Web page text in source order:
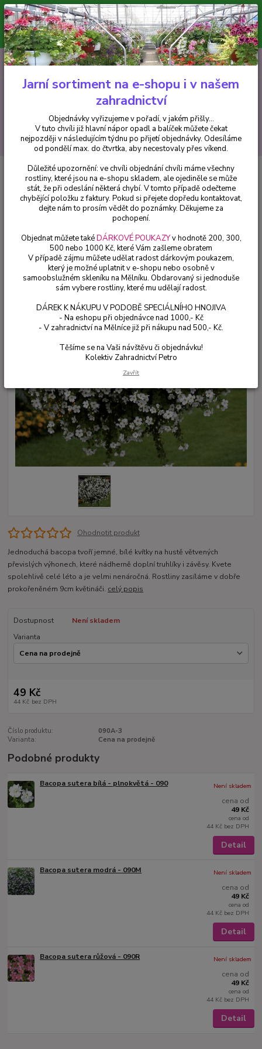
Minimální hodnota pro odeslání z e-shopu je 300 Kč.
V tuto chvíli již hlavní nápor objednávek opadl a balíček můžete čekat
nejpozději v následujícím týdnu po přijetí objednávky. Objednávky
vyřizujeme v pořadí, v jakém přišly...
CZK
Hledat
+420 602 223 614 0ks
za0 Kč
Balkónové rostliny Bacopa Sutera (jednoduchá) - cena na prodejně
Bacopa Sutera (jednoduchá) -
cena na prodejně
Ohodnotit produkt
Jednoduchá bacopa tvoří jemné, bílé kvítky na hustě větvených
převislých výhonech, které nádherně doplní truhlíky i závěsy. Kvete
spolehlivě celé léto a je velmi nenáročná. Rostliny zasíláme v dobře
prokořeněném 9cm květináči. celý popis
Dostupnost
Není skladem
Varianta
49 Kč
44 Kč bez DPH
Číslo produktu:
090A-3
Varianta:
Cena na prodejně
Podobné produkty
Bacopa sutera bílá - plnokvětá - 090
cena od
49 Kč
cena od
44 Kč bez DPH
Není skladem
Detail
Bacopa sutera modrá - 090M
cena od
49 Kč
cena od
44 Kč bez DPH
Není skladem
Detail
Bacopa sutera růžová - 090R
cena od
49 Kč
cena od
44 Kč bez DPH
Není skladem
Detail
Jarní sortiment na e-shopu i v našem
zahradnictví
Objednávky vyřizujeme v pořadí, v jakém přišly...
V tuto chvíli již hlavní nápor opadl a balíček můžete čekat
nejpozději v následujícím týdnu po přijetí objednávky. Odesíláme
od pondělí max. do čtvrtka, aby necestovaly přes víkend.
Důležité upozornění: ve chvíli objednání chvíli máme všechny
rostliny, které jsou na e-shopu skladem, ale ojediněle se může
stát, že při odeslání některá chybí. V tomto případě odečteme
chybějící položku z faktury. Pokud si přejete dopředu kontaktovat,
dejte nám to prosím vědět do poznámky. Děkujeme za
pochopení.
Objednat můžete takéDÁRKOVÉ POUKAZYv hodnotě 200, 300,
500 nebo 1000 Kč, které Vám zašleme obratem
V případě zájmu můžete udělat radost dárkovým poukazem,
který je možné uplatnit v e-shopu nebo osobně v
samoobslužném skleníku na Mělníku. Obdarovaný si jednoduše
sám vybere rostliny, které mu udělají radost.
DÁREK K NÁKUPU V PODOBĚ SPECIÁLNÍHO HNOJIVA
- Na eshopu při objednávce nad 1000,- Kč
- V zahradnictví na Mělníce již při nákupu nad 500,- Kč.
Těšíme se na Vaši návštěvu či objednávku!
Kolektiv Zahradnictví Petro
Zavřít